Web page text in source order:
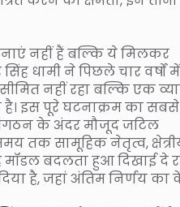
नहीं हैं बल्कि ये मिलकर
धामी ने पिछले चार वर्षों में
नहीं रहा बल्कि एक
है। इस पूरे घटनाक्रम का सबसे
के अंदर मौजूद जटिल
तक सामूहिक नेतृत्व,
बदलता हुआ दिखाई दे
है, जहां अंतिम निर्णय का